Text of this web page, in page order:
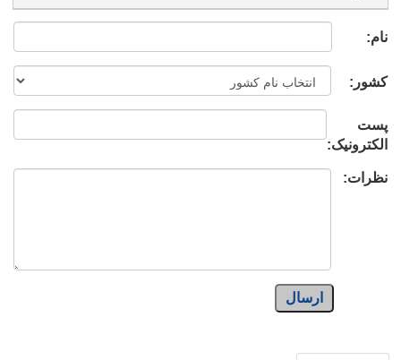
نام:
کشور:
پست
الکترونیک:
نظرات:
ارسال